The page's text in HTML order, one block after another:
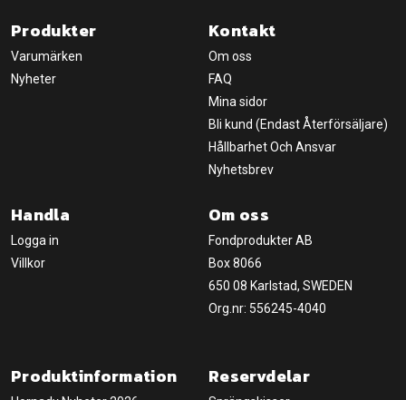
Produkter
Varumärken
Nyheter
Kontakt
Om oss
FAQ
Mina sidor
Bli kund (Endast Återförsäljare)
Hållbarhet Och Ansvar
Nyhetsbrev
Handla
Logga in
Villkor
Om oss
Fondprodukter AB
Box 8066
650 08 Karlstad, SWEDEN
Org.nr: 556245-4040
Produktinformation Reservdelar